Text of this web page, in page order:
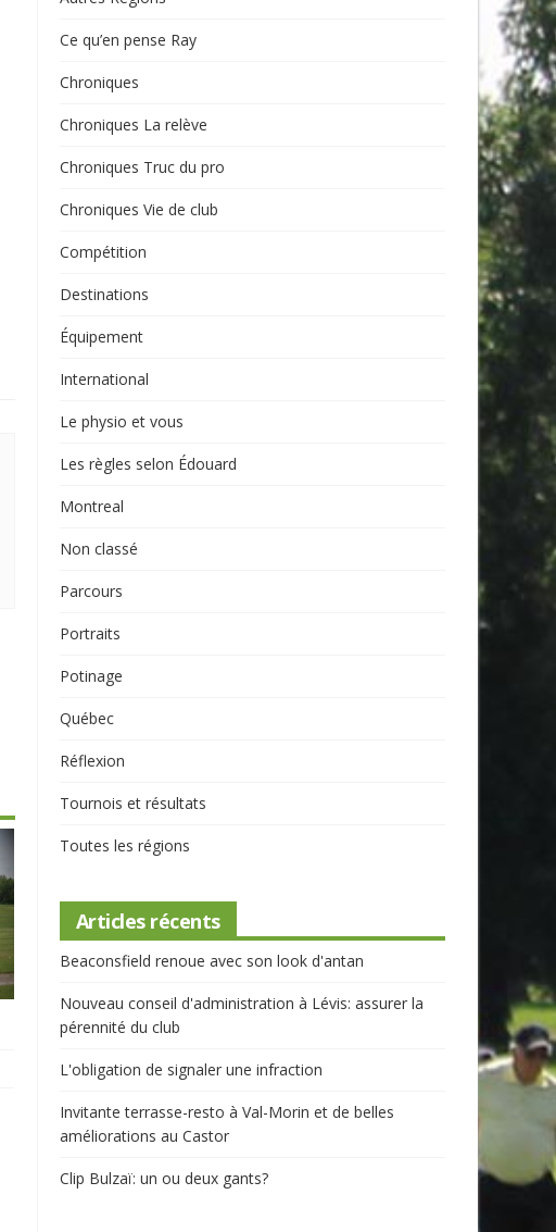
Ce qu’en pense Ray
Chroniques
Chroniques La relève
Chroniques Truc du pro
Chroniques Vie de club
Compétition
Destinations
Équipement
International
Le physio et vous
Les règles selon Édouard
Montreal
Non classé
Parcours
Portraits
Potinage
Québec
Réflexion
Tournois et résultats
Toutes les régions
Articles récents
Beaconsfield renoue avec son look d'antan
Nouveau conseil d'administration à Lévis: assurer la
pérennité du club
L'obligation de signaler une infraction
Invitante terrasse-resto à Val-Morin et de belles
améliorations au Castor
Clip Bulzaï: un ou deux gants?